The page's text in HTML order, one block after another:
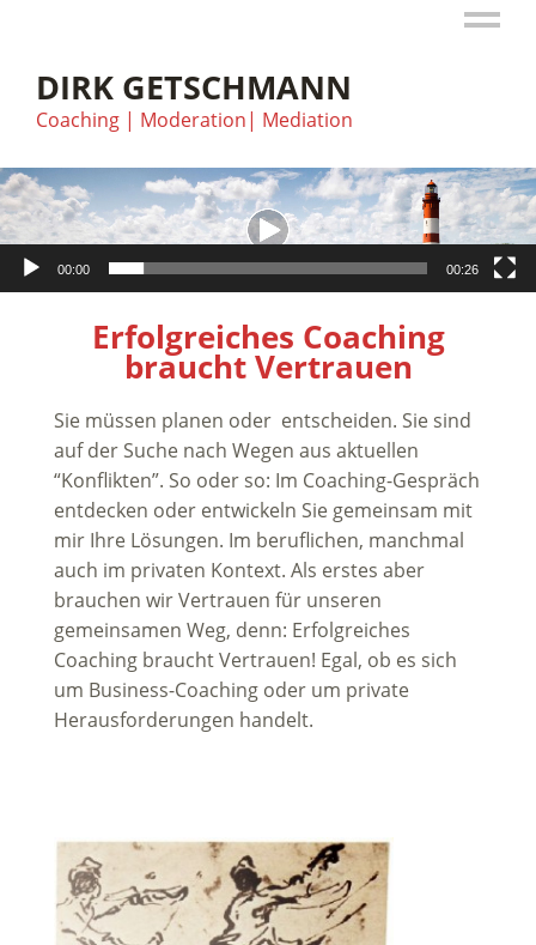
DIRK GETSCHMANN
Coaching | Moderation| Mediation
Video-
Player
00:00 00:26
Erfolgreiches Coaching
braucht Vertrauen
Sie müssen planen oder entscheiden. Sie sind
auf der Suche nach Wegen aus aktuellen
“Konflikten”. So oder so: Im Coaching-Gespräch
entdecken oder entwickeln Sie gemeinsam mit
mir Ihre Lösungen. Im beruflichen, manchmal
auch im privaten Kontext. Als erstes aber
brauchen wir Vertrauen für unseren
gemeinsamen Weg, denn: Erfolgreiches
Coaching braucht Vertrauen! Egal, ob es sich
um Business-Coaching oder um private
Herausforderungen handelt.